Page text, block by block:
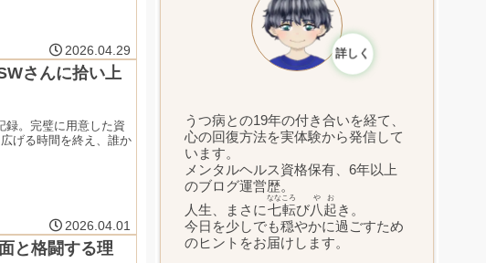
2026.04.29
さんに拾い上
録。完璧に用意した資
げる時間を終え、誰か
2026.04.01
と格闘する理
詳しく
うつ病との19年の付き合いを経て、
心の回復方法を実体験から発信して
います。
メンタルヘルス資格保有、6年以上
のブログ運営歴。
人生、まさに七転
ななころ
び八起
やお
き。
今日を少しでも穏やかに過ごすため
のヒントをお届けします。